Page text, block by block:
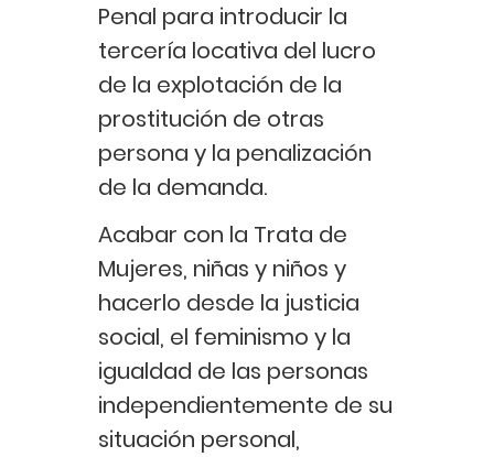
Penal para introducir la
tercería locativa del lucro
de la explotación de la
prostitución de otras
persona y la penalización
de la demanda.
Acabar con la Trata de
Mujeres, niñas y niños y
hacerlo desde la justicia
social, el feminismo y la
igualdad de las personas
independientemente de su
situación personal,